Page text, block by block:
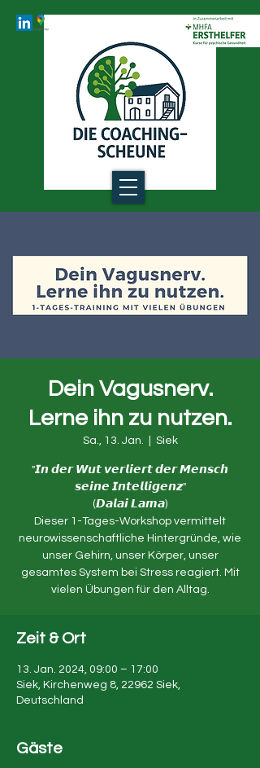
Dein Vagusnerv.
Lerne ihn zu nutzen.
Sa., 13. Jan. Siek
"𝙄𝙣 𝙙𝙚𝙧 𝙒𝙪𝙩 𝙫𝙚𝙧𝙡𝙞𝙚𝙧𝙩 𝙙𝙚𝙧 𝙈𝙚𝙣𝙨𝙘𝙝
𝙨𝙚𝙞𝙣𝙚 𝙄𝙣𝙩𝙚𝙡𝙡𝙞𝙜𝙚𝙣𝙯"
(𝘿𝙖𝙡𝙖𝙞 𝙇𝙖𝙢𝙖)
Dieser 1-Tages-Workshop vermittelt
neurowissenschaftliche Hintergründe, wie
unser Gehirn, unser Körper, unser
gesamtes System bei Stress reagiert. Mit
vielen Übungen für den Alltag.
Zeit & Ort
13. Jan. 2024, 09:00 – 17:00
Siek, Kirchenweg 8, 22962 Siek,
Deutschland
Gäste